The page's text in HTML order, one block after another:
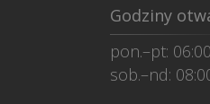
Godziny
pon.–pt:
sob.–nd: